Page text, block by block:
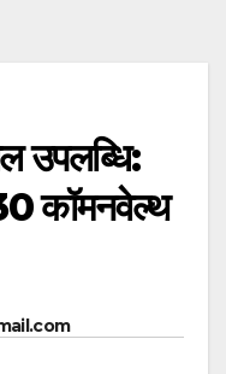
उपलब्धि:
कॉमनवेल्थ